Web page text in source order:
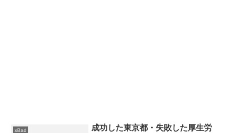
xBad
成功した東京都・失敗した厚生労